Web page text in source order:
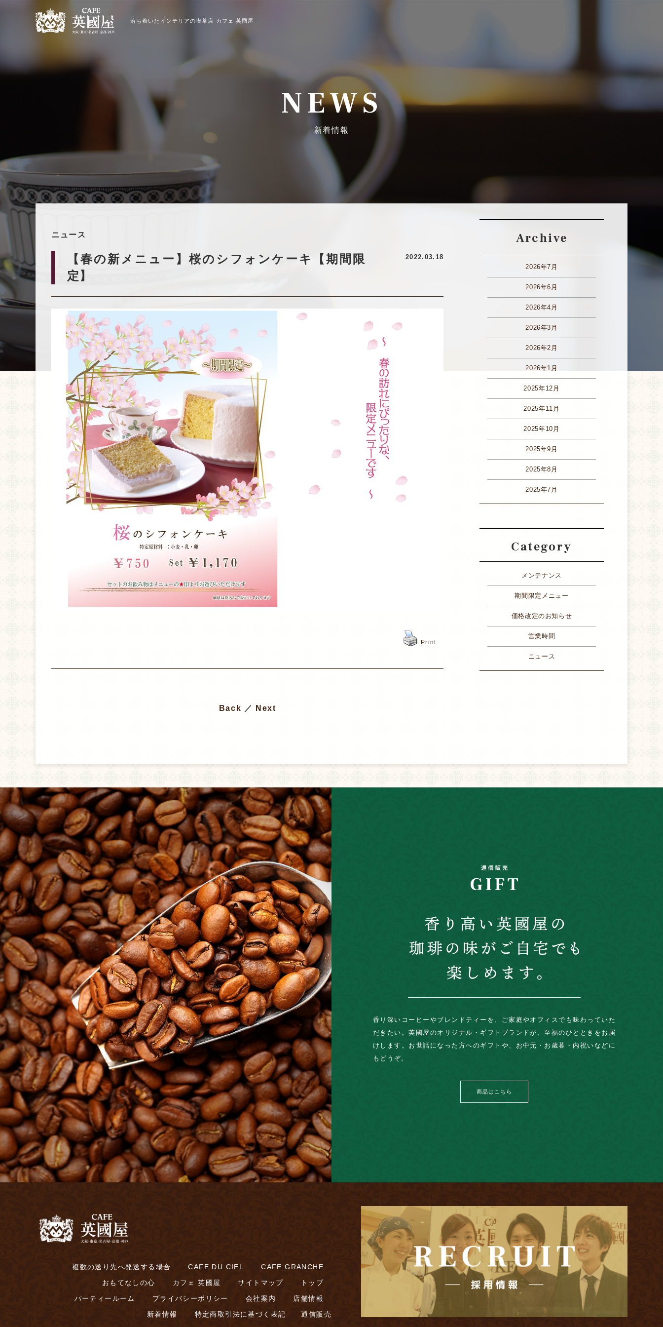
落ち着いたインテリアの喫茶店 カフェ 英國屋
NEWS
新着情報
ニュース
【春の新メニュー】桜のシフォンケーキ【期間限
定】
2022.03.18
Print
Back ／ Next
Archive
2026年7月
2026年6月
2026年4月
2026年3月
2026年2月
2026年1月
2025年12月
2025年11月
2025年10月
2025年9月
2025年8月
2025年7月
Category
メンテナンス
期間限定メニュー
価格改定のお知らせ
営業時間
ニュース
香り深いコーヒーやブレンドティーを、ご家庭やオフィスでも味わっていた
だきたい。英國屋のオリジナル・ギフトブランドが、至福のひとときをお届
けします。お世話になった方へのギフトや、お中元・お歳暮・内祝いなどに
もどうぞ。
商品はこちら
複数の送り先へ発送する場合 CAFE DU CIEL
CAFE GRANCHE
おもてなしの心
カフェ 英國屋 サイトマップ
トップ
パーティールーム
プライバシーポリシー 会社案内
店舗情報
新着情報
特定商取引法に基づく表記 通信販売